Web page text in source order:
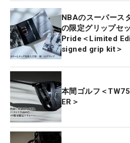
NBAのスーパース
の限定グリップ
Pride＜Limited
signed grip kit＞
本間ゴルフ＜
ER＞